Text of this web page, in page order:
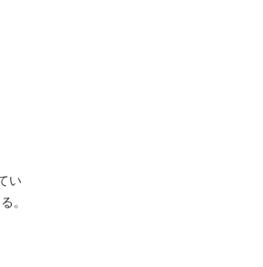
い
。